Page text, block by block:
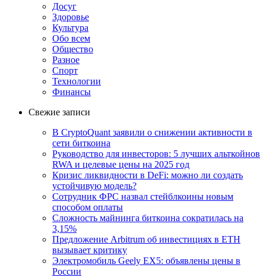
Досуг
Здоровье
Культура
Обо всем
Общество
Разное
Спорт
Технологии
Финансы
Свежие записи
В CryptoQuant заявили о снижении активности в
сети биткоина
Руководство для инвесторов: 5 лучших альткойнов
RWA и целевые цены на 2025 год
Кризис ликвидности в DeFi: можно ли создать
устойчивую модель?
Сотрудник ФРС назвал стейблкоины новым
способом оплаты
Сложность майнинга биткоина сократилась на
3,15%
Предложение Arbitrum об инвестициях в ETH
вызывает критику
Электромобиль Geely EX5: объявлены цены в
России